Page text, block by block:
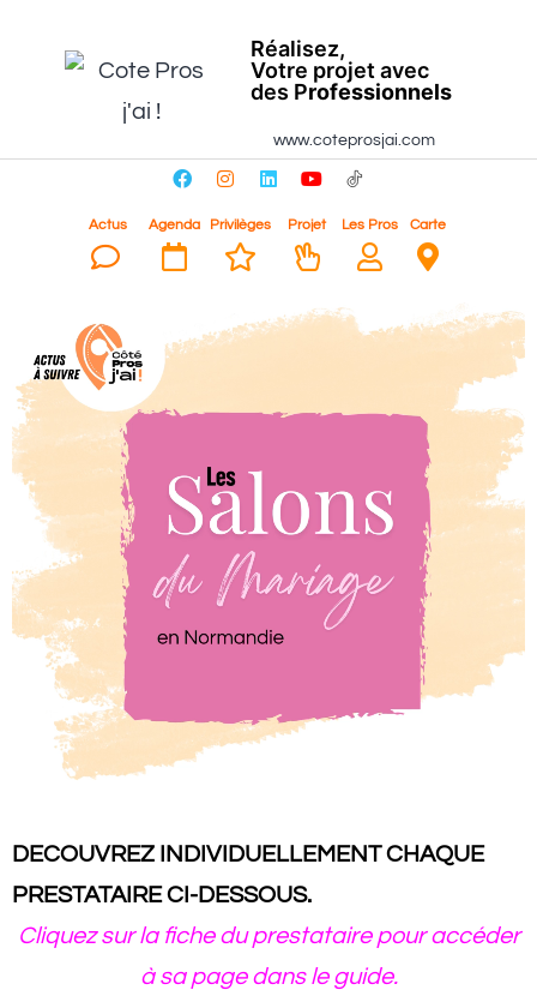
Réalisez,
Votre projet avec
des Professionnels
www.coteprosjai.com
Actus Agenda Privilèges Projet Les Pros Carte
DECOUVREZ INDIVIDUELLEMENT CHAQUE
PRESTATAIRE CI-DESSOUS.
Cliquez sur la fiche du prestataire pour accéder
à sa page dans le guide.